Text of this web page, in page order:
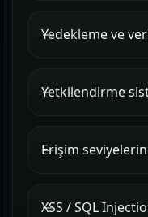
Yedekleme ve
Yetkilendirme
Erişim
XSS / SQL